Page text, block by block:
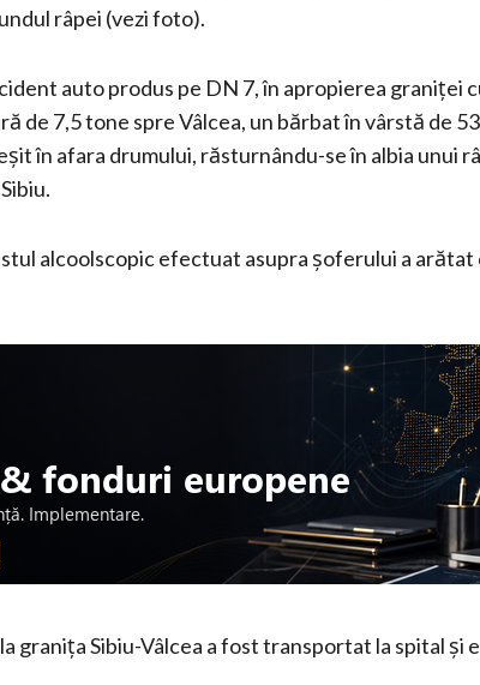
râpei (vezi foto).
auto produs pe DN 7, în apropierea graniței
de 7,5 tone spre Vâlcea, un bărbat în vârstă de
în afara drumului, răsturnându-se în albia unui
alcoolscopic efectuat asupra șoferului a arătat
granița Sibiu-Vâlcea a fost transportat la spital și